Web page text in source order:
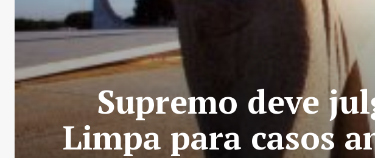
Supremo deve
Limpa para casos